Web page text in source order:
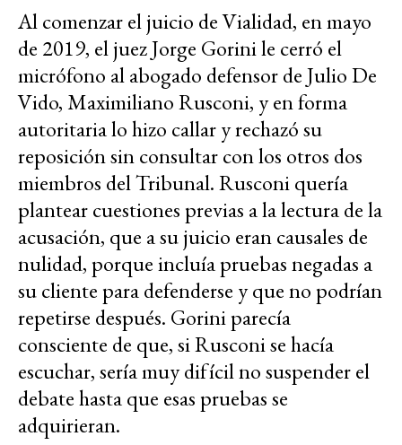
Al comenzar el juicio de Vialidad, en mayo
de 2019, el juez Jorge Gorini le cerró el
micrófono al abogado defensor de Julio De
Vido, Maximiliano Rusconi, y en forma
autoritaria lo hizo callar y rechazó su
reposición sin consultar con los otros dos
miembros del Tribunal. Rusconi quería
plantear cuestiones previas a la lectura de la
acusación, que a su juicio eran causales de
nulidad, porque incluía pruebas negadas a
su cliente para defenderse y que no podrían
repetirse después. Gorini parecía
consciente de que, si Rusconi se hacía
escuchar, sería muy difícil no suspender el
debate hasta que esas pruebas se
adquirieran.